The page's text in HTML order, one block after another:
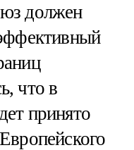
должен
что в
принято